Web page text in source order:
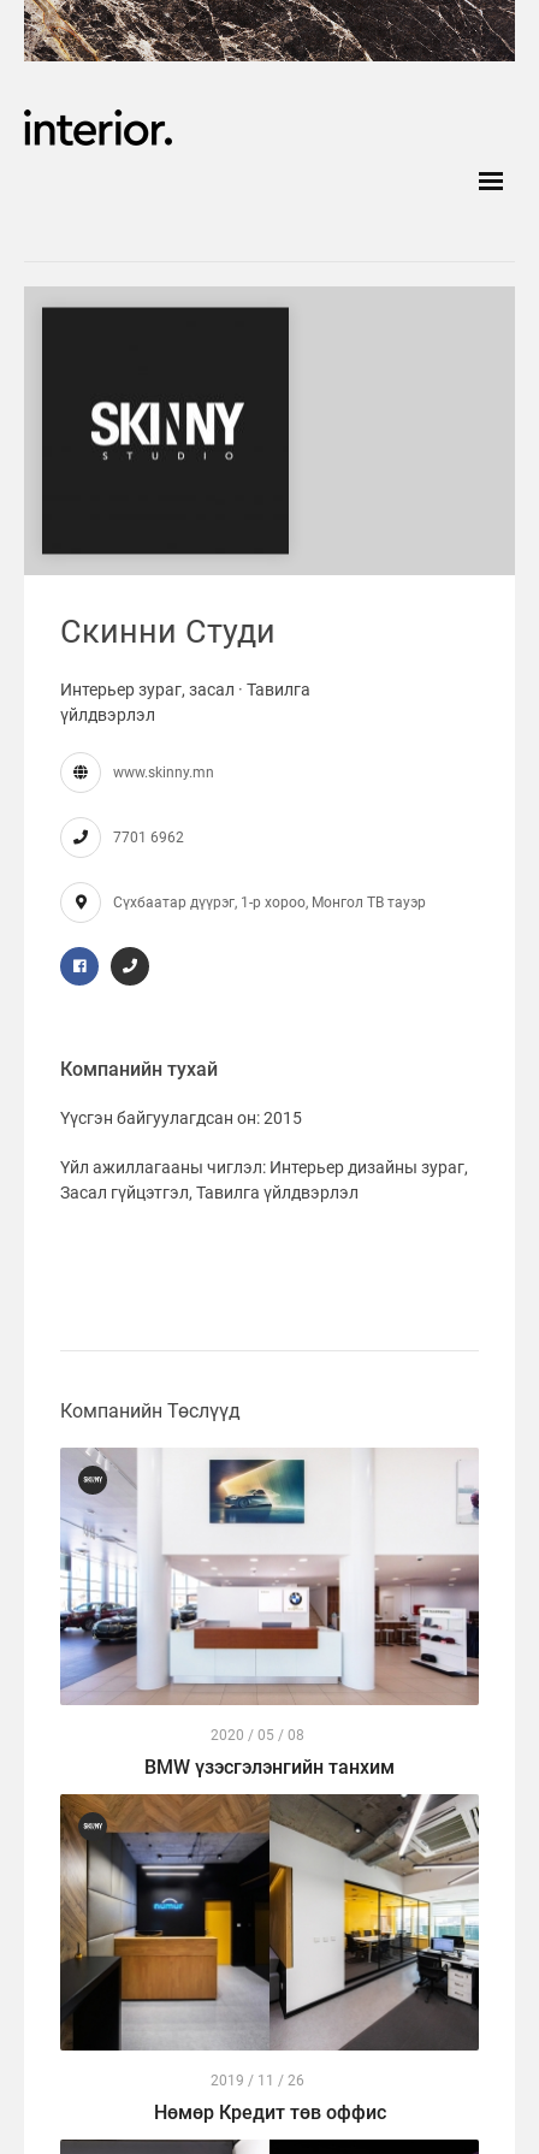
Скинни Студи
Интерьер зураг, засал · Тавилга
үйлдвэрлэл
www.skinny.mn
7701 6962
Сүхбаатар дүүрэг, 1-р хороо, Монгол ТВ тауэр
Компанийн тухай
Үүсгэн байгуулагдсан он: 2015
Үйл ажиллагааны чиглэл: Интерьер дизайны зураг,
Засал гүйцэтгэл, Тавилга үйлдвэрлэл
Компанийн Төслүүд
2020 / 05 / 08
BMW үзэсгэлэнгийн танхим
2019 / 11 / 26
Нөмөр Кредит төв оффис